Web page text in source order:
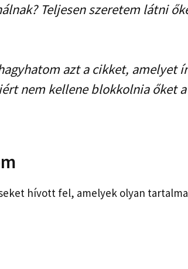
Teljesen szeretem látni
azt a cikket, amelyet
nem kellene blokkolnia őket a
hívott fel, amelyek olyan